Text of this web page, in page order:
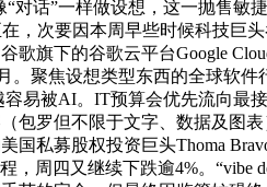
“对话”一样做设想，这一抛售
，次要因本周早些时候科技巨
歌旗下的谷歌云平台Google
。聚焦设想类型东西的全球软
容易被AI。IT预算会优先流向
包罗但不限于文字、数据及图
国私募股权投资巨头Thoma
，周四又继续下跌逾4%。“vibe